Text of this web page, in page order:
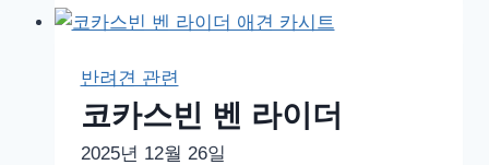
용
모
책
필
용
품
반려견 관련
코카스빈 벤 라이더
2025년 12월 26일